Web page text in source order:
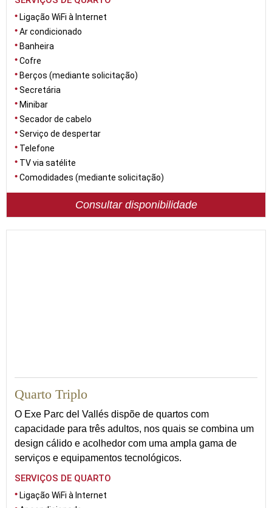
Ligação WiFi à Internet
Ar condicionado
Banheira
Cofre
Berços (mediante solicitação)
Secretária
Minibar
Secador de cabelo
Serviço de despertar
Telefone
TV via satélite
Comodidades (mediante solicitação)
Consultar disponibilidade
Quarto Triplo
O Exe Parc del Vallés dispõe de quartos com
capacidade para três adultos, nos quais se combina um
design cálido e acolhedor com uma ampla gama de
serviços e equipamentos tecnológicos.
SERVIÇOS DE QUARTO
Ligação WiFi à Internet